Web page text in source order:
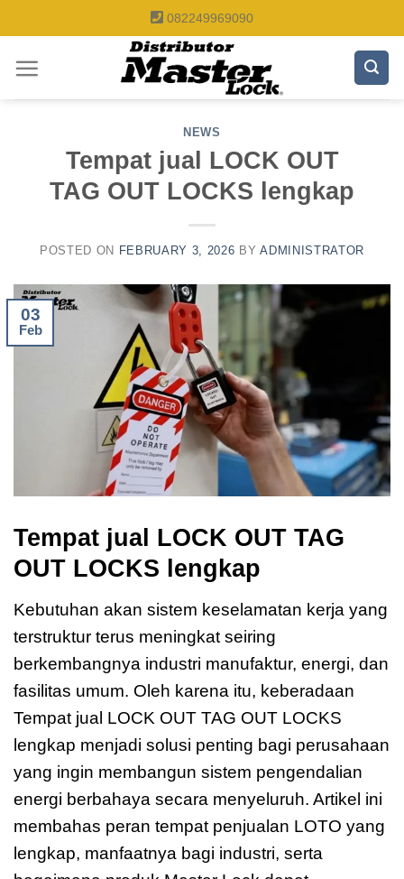
to
content
082249969090
NEWS
Tempat jual LOCK OUT
TAG OUT LOCKS lengkap
POSTED ON FEBRUARY 3, 2026 BYADMINISTRATOR
03
Feb
Tempat jual LOCK OUT TAG
OUT LOCKS lengkap
Kebutuhan akan sistem keselamatan kerja yang
terstruktur terus meningkat seiring
berkembangnya industri manufaktur, energi, dan
fasilitas umum. Oleh karena itu, keberadaan
Tempat jual LOCK OUT TAG OUT LOCKS
lengkap menjadi solusi penting bagi perusahaan
yang ingin membangun sistem pengendalian
energi berbahaya secara menyeluruh. Artikel ini
membahas peran tempat penjualan LOTO yang
lengkap, manfaatnya bagi industri, serta